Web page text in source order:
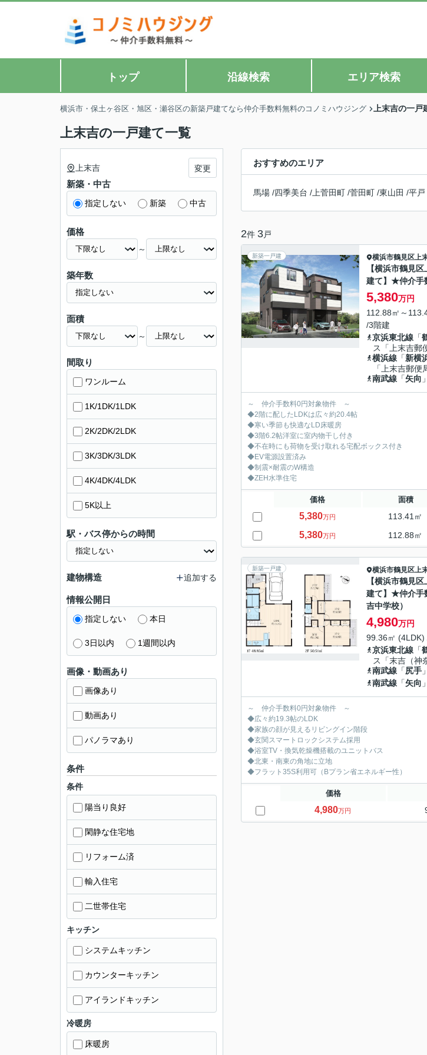
トップ 沿線検索 エリア検索
横浜市・保土ヶ谷区・旭区・瀬谷区の新築戸建てなら仲介手数料無料のコノミハウジング 上末吉の一戸
上末吉の一戸建て一覧
おすすめのエリア
馬場 /四季美台 / 上菅田町 /菅田町 /東山田 /平戸
2件 3戸
新築一戸建 横浜市鶴見区上
【横浜市鶴見
建て】★仲介
5,380万円
112.88㎡～
/3階建
京浜東北線 「
ス「上末吉郵
横浜線 「新横
「上末吉郵
南武線 「矢向
～ 仲介手数料0円対象物件 ～
◆2階に配したLDKは広々約20.4帖
◆寒い季節も快適なLD床暖房
◆3階6.2帖洋室に室内物干し付き
◆不在時にも荷物を受け取れる宅配ボックス付き
◆EV電源設置済み
◆制震×耐震のW構造
◆ZEH水準住宅
価格 面積
5,380万円 113.41㎡
5,380万円 112.88㎡
新築一戸建 横浜市鶴見区上
【横浜市鶴見
建て】★仲介手
吉中学校）
4,980万円
99.36㎡ (4LDK)
京浜東北線 「
ス「末吉（神
南武線 「尻手
南武線 「矢向
～ 仲介手数料0円対象物件 ～
◆広々約19.3帖のLDK
◆家族の顔が見えるリビングイン階段
◆玄関スマートロックシステム採用
◆浴室TV・換気乾燥機搭載のユニットバス
◆北東・南東の角地に立地
◆フラット35S利用可（Bプラン省エネルギー性）
価格
4,980万円
上末吉 変更
新築・中古
指定しない 新築 中古
価格
～
築年数
面積
～
間取り
ワンルーム
1K/1DK/1LDK
2K/2DK/2LDK
3K/3DK/3LDK
4K/4DK/4LDK
5K以上
駅・バス停からの時間
建物構造 追加する
情報公開日
指定しない 本日
3日以内 1週間以内
画像・動画あり
画像あり
動画あり
パノラマあり
条件
条件
陽当り良好
閑静な住宅地
リフォーム済
輸入住宅
二世帯住宅
キッチン
システムキッチン
カウンターキッチン
アイランドキッチン
冷暖房
床暖房